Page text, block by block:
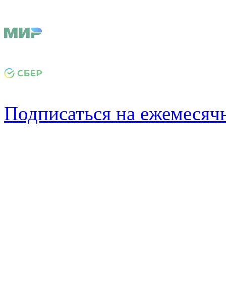
Подписаться на